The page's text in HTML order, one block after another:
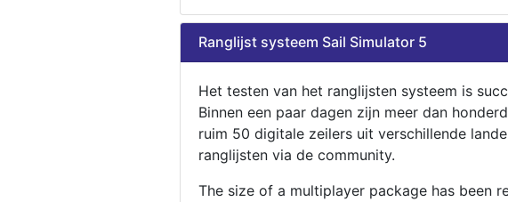
Ranglijst systeem Sail Simulator 5
Het testen van het ranglijsten systeem is
Binnen een paar dagen zijn meer dan
ruim 50 digitale zeilers uit verschillende
ranglijsten via de community.
The size of a multiplayer package has been